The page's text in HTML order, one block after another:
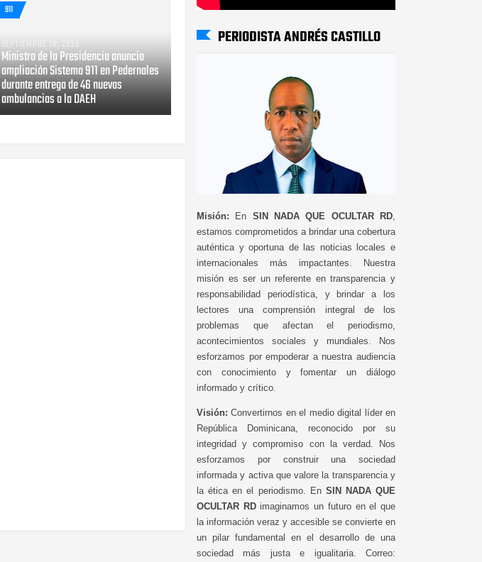
911
SEPTIEMPRE 16, 2025
Ministro de la Presidencia anuncia
ampliación Sistema 911 en Pedernales
durante entrega de 46 nuevas
ambulancias a la DAEH
PERIODISTA ANDRÉS CASTILLO
Misión: En SIN NADA QUE OCULTAR RD
estamos comprometidos a brindar una cobertura
auténtica y oportuna de las noticias locales e
internacionales más impactantes. Nuestra
misión es ser un referente en transparencia y
responsabilidad periodística, y brindar a los
lectores una comprensión integral de los
problemas que afectan el periodismo,
acontecimientos sociales y mundiales. Nos
esforzamos por empoderar a nuestra audiencia
con conocimiento y fomentar un diálogo
informado y crítico.
Visión: Convertirnos en el medio digital líder en
República Dominicana, reconocido por su
integridad y compromiso con la verdad. Nos
esforzamos por construir una sociedad
informada y activa que valore la transparencia y
la ética en el periodismo. En SIN NADA QUE
OCULTAR RDimaginamos un futuro en el que
la información veraz y accesible se convierte en
un pilar fundamental en el desarrollo de una
sociedad más justa e igualitaria. Correo: